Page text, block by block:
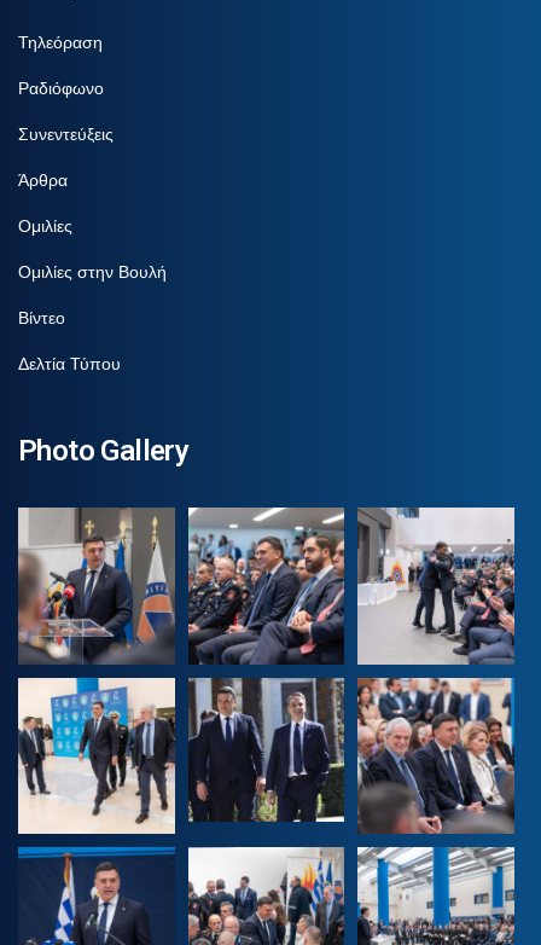
Τηλεόραση
Ραδιόφωνο
Συνεντεύξεις
Άρθρα
Ομιλίες
Ομιλίες στην Βουλή
Βίντεο
Δελτία Τύπου
Photo Gallery